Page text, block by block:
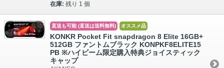
在庫: 残り 1 個
直送も可能 (直送は送料無料) オススメ品
KONKR Pocket Fit snapdragon 8 Elite 16GB+
512GB ファントムブラック KONPKF8ELITE15
PB ※ハイビーム限定購入特典ジョイスティック
キャップ